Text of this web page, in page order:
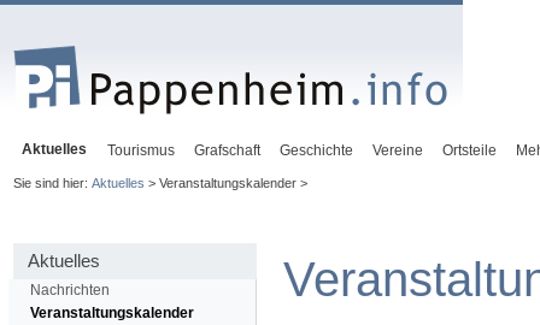
Aktuelles Tourismus Grafschaft Geschichte Vereine Ortsteile
Sie sind hier: Aktuelles > Veranstaltungskalender >
Aktuelles
Nachrichten
Veranstaltungskalender